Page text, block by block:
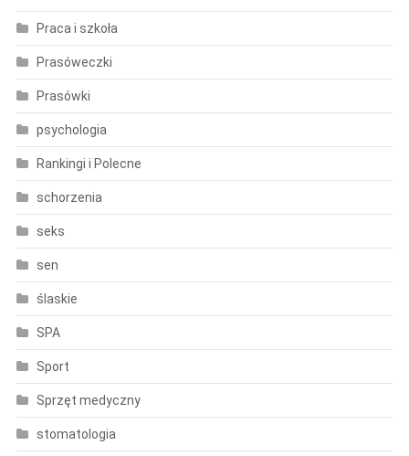
Praca i szkoła
Prasóweczki
Prasówki
psychologia
Rankingi i Polecne
schorzenia
seks
sen
ślaskie
SPA
Sport
Sprzęt medyczny
stomatologia